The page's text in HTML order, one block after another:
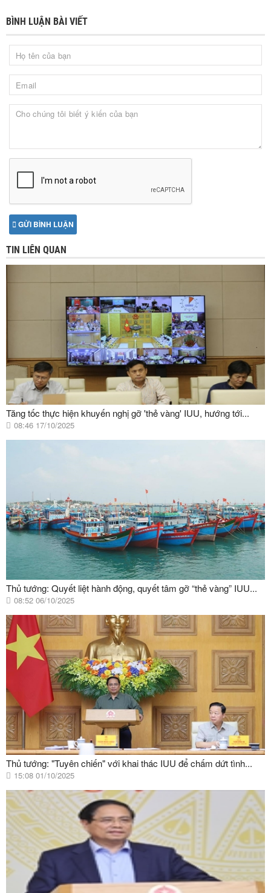
BÌNH LUẬN BÀI VIẾT
GỬI BÌNH LUẬN
TIN LIÊN QUAN
Tăng tốc thực hiện khuyến nghị gỡ 'thẻ vàng' IUU, hướng tới...
08:46 17/10/2025
Thủ tướng: Quyết liệt hành động, quyết tâm gỡ “thẻ vàng” IUU...
08:52 06/10/2025
Thủ tướng: "Tuyên chiến" với khai thác IUU để chấm dứt tình...
15:08 01/10/2025